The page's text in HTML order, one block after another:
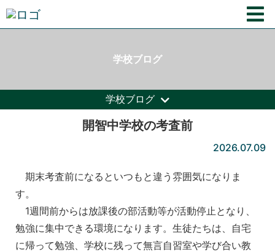
学校ブログ
学校ブログ
開智中学校の考査前
2026.07.09
期末考査前になるといつもと違う雰囲気になりま
す。
1週間前からは放課後の部活動等が活動停止となり、
勉強に集中できる環境になります。生徒たちは、自宅
に帰って勉強、学校に残って無言自習室や学び合い教